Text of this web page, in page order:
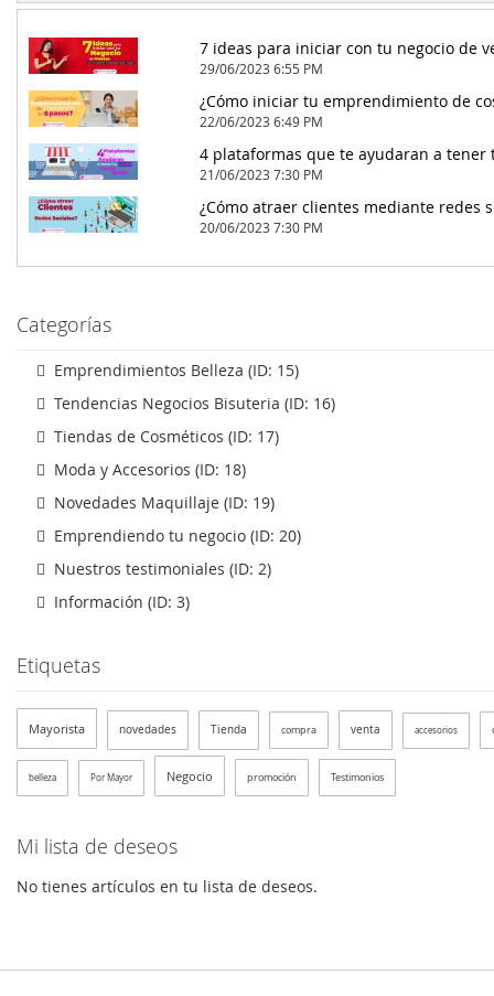
29/06/2023 6:55 PM
¿Cómo iniciar tu emprendimiento de
22/06/2023 6:49 PM
4 plataformas que te ayudaran a
21/06/2023 7:30 PM
¿Cómo atraer clientes mediante redes
20/06/2023 7:30 PM
Categorías
Emprendimientos Belleza (ID: 15)
Tendencias Negocios Bisuteria (ID: 16)
Tiendas de Cosméticos (ID: 17)
Moda y Accesorios (ID: 18)
Novedades Maquillaje (ID: 19)
Emprendiendo tu negocio (ID: 20)
Nuestros testimoniales (ID: 2)
Información (ID: 3)
Etiquetas
Mayorista novedades Tienda compra venta accesorios
belleza Por Mayor Negocio promoción Testimonios
Mi lista de deseos
No tienes artículos en tu lista de deseos.